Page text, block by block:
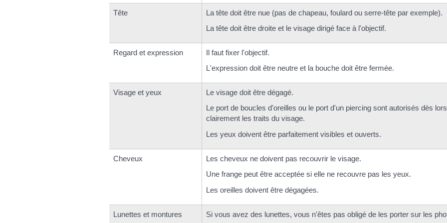
Tête
La tête doit être nue (pas de chapeau, foulard ou serre-tête par exemple).
La tête doit être droite et le visage dirigé face à l'objectif.
Regard et expression
Il faut fixer l'objectif.
L'expression doit être neutre et la bouche doit être fermée.
Visage et yeux
Le visage doit être dégagé.
Le port de boucles d'oreilles ou le port d'un piercing sont autorisés dès
clairement les traits du visage.
Les yeux doivent être parfaitement visibles et ouverts.
Cheveux
Les cheveux ne doivent pas recouvrir le visage.
Une frange peut être acceptée si elle ne recouvre pas les yeux.
Les oreilles doivent être dégagées.
Lunettes et montures Si vous avez des lunettes, vous n'êtes pas obligé de les porter sur les